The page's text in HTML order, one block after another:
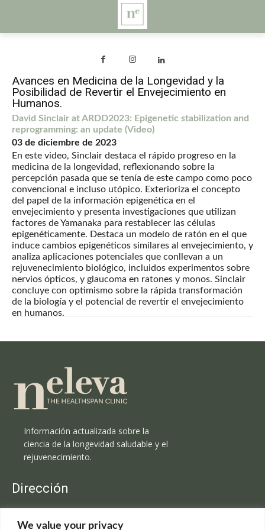
We value your privacy
Avances en Medicina de la Longevidad y la
Posibilidad de Revertir el Envejecimiento en
Humanos.
David Sinclair at ARDD2023: Epigenetic stabilization and
reprogramming: an update (Video)
03 de diciembre de 2023
En este video, Sinclair destaca el rápido progreso en la
medicina de la longevidad, reflexionando sobre la
percepción pasada que se tenía de este campo como poco
convencional e incluso utópico. Exterioriza el concepto
del papel de la información epigenética en el
envejecimiento y presenta investigaciones que utilizan
factores de Yamanaka para restablecer las células
epigenéticamente. Destaca un modelo de ratón en el que
induce cambios epigenéticos similares al envejecimiento, y
analiza aplicaciones potenciales que conllevan a un
rejuvenecimiento biológico, incluidos experimentos sobre
nervios ópticos, y glaucoma en ratones y monos. Sinclair
concluye con optimismo sobre la rápida transformación
de la biología y el potencial de revertir el envejecimiento
en humanos.
Información actualizada sobre la
ciencia de la longevidad saludable y el
rejuvenecimiento.
Dirección
C/Claudio Coello, 19 - 1º